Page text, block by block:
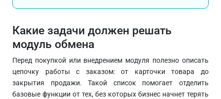
Какие задачи должен решать
модуль обмена
Перед покупкой или внедрением модуля полезно описать
цепочку работы с заказом: от карточки товара до
закрытия продажи. Такой список помогает отделить
базовые функции от тех, без которых бизнес начнет терять